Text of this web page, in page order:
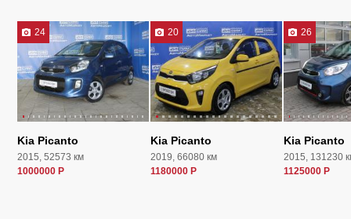
24
Kia Picanto
2015, 52573 км
1000000 Р
20
Kia Picanto
2019, 66080 км
1180000 Р
26
Kia Picanto
2015, 131230
1125000 Р